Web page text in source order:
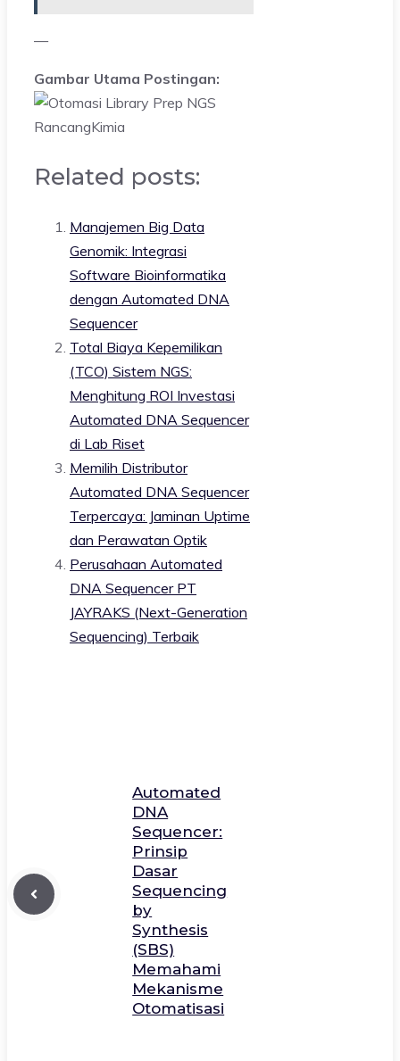
—
Gambar Utama Postingan:
Related posts:
Manajemen Big Data
Genomik: Integrasi
Software Bioinformatika
dengan Automated DNA
Sequencer
Total Biaya Kepemilikan
(TCO) Sistem NGS:
Menghitung ROI Investasi
Automated DNA Sequencer
di Lab Riset
Memilih Distributor
Automated DNA Sequencer
Terpercaya: Jaminan Uptime
dan Perawatan Optik
Perusahaan Automated
DNA Sequencer PT
JAYRAKS (Next-Generation
Sequencing) Terbaik
Automated
DNA
Sequencer:
Prinsip
Dasar
Sequencing
by
Synthesis
(SBS)
Memahami
Mekanisme
Otomatisasi